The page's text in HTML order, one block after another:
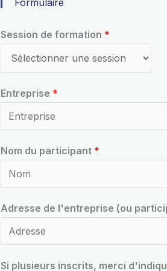
Formulaire
Session de formation *
Entreprise *
Nom du participant *
Adresse de l'entreprise (ou
Si plusieurs inscrits, merci